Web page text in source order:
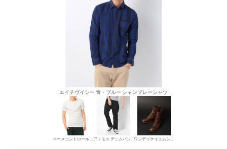
エイチヴイシー 青・ブルー シャンブレーシャツ
ベースコントロール ヘンリーネックTシャツ アトモス デニムパンツ・ジーンズ ワンデイケイエムシー エンジニア・ペコスブーツ